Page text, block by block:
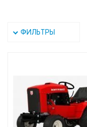
ФИЛЬТРЫ